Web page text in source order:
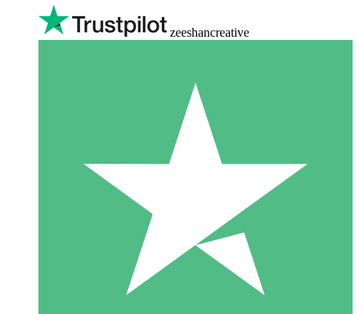
zeeshancreative